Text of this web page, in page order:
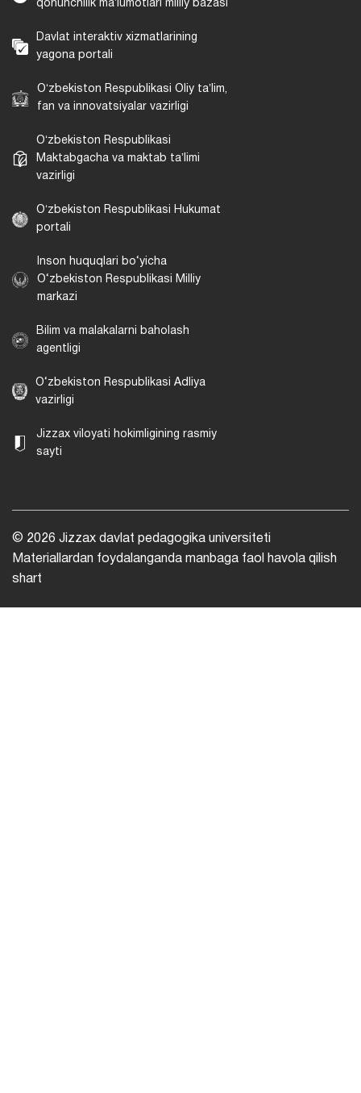
qonunchilik maʼlumotlari milliy bazasi
Davlat interaktiv xizmatlarining
yagona portali
Oʻzbekiston Respublikasi Oliy taʼlim,
fan va innovatsiyalar vazirligi
Oʻzbekiston Respublikasi
Maktabgacha va maktab taʼlimi
vazirligi
Oʻzbekiston Respublikasi Hukumat
portali
Inson huquqlari bo‘yicha
O‘zbekiston Respublikasi Milliy
markazi
Bilim va malakalarni baholash
agentligi
O‘zbekiston Respublikasi Adliya
vazirligi
Jizzax viloyati hokimligining rasmiy
sayti
© 2026 Jizzax davlat pedagogika universiteti
Materiallardan foydalanganda manbaga faol havola qilish
shart